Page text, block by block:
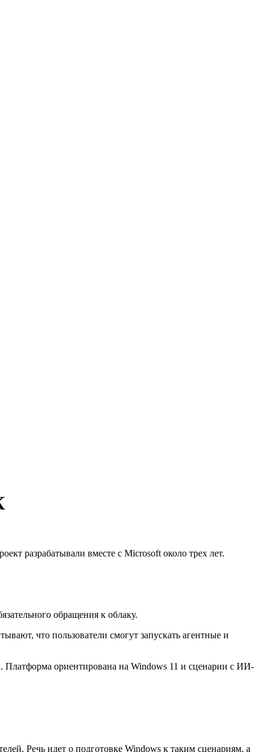
разрабатывали вместе с Microsoft около трех лет.
обращения к облаку.
что пользователи смогут запускать агентные и
Платформа ориентирована на Windows 11 и сценарии с ИИ-
Речь идет о подготовке Windows к таким сценариям, а